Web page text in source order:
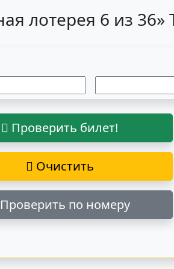
лотерея 6 из 36»
Проверить билет!
Очистить
Проверить по номеру